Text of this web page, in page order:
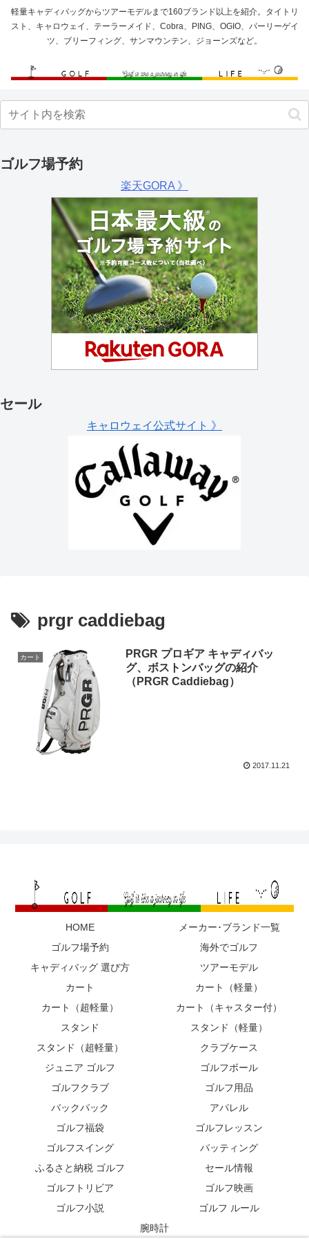
軽量キャディバッグからツアーモデルまで160ブランド以上を紹介。タイトリ
スト、キャロウェイ、テーラーメイド、Cobra、PING、OGIO、パーリーゲイ
ツ、ブリーフィング、サンマウンテン、ジョーンズなど。
ゴルフ場予約
楽天GORA 》
セール
キャロウェイ公式サイト 》
prgr caddiebag
カート
PRGR プロギア キャディバッ
グ、ボストンバッグの紹介
（PRGR Caddiebag）
2017.11.21
HOME
メーカー･ブランド一覧
ゴルフ場予約
海外でゴルフ
キャディバッグ 選び方
ツアーモデル
カート
カート（軽量）
カート（超軽量）
カート（キャスター付）
スタンド
スタンド（軽量）
スタンド（超軽量）
クラブケース
ジュニア ゴルフ
ゴルフボール
ゴルフクラブ
ゴルフ用品
バックパック
アパレル
ゴルフ福袋
ゴルフレッスン
ゴルフスイング
パッティング
ふるさと納税 ゴルフ
セール情報
ゴルフトリビア
ゴルフ映画
ゴルフ小説
ゴルフ ルール
腕時計